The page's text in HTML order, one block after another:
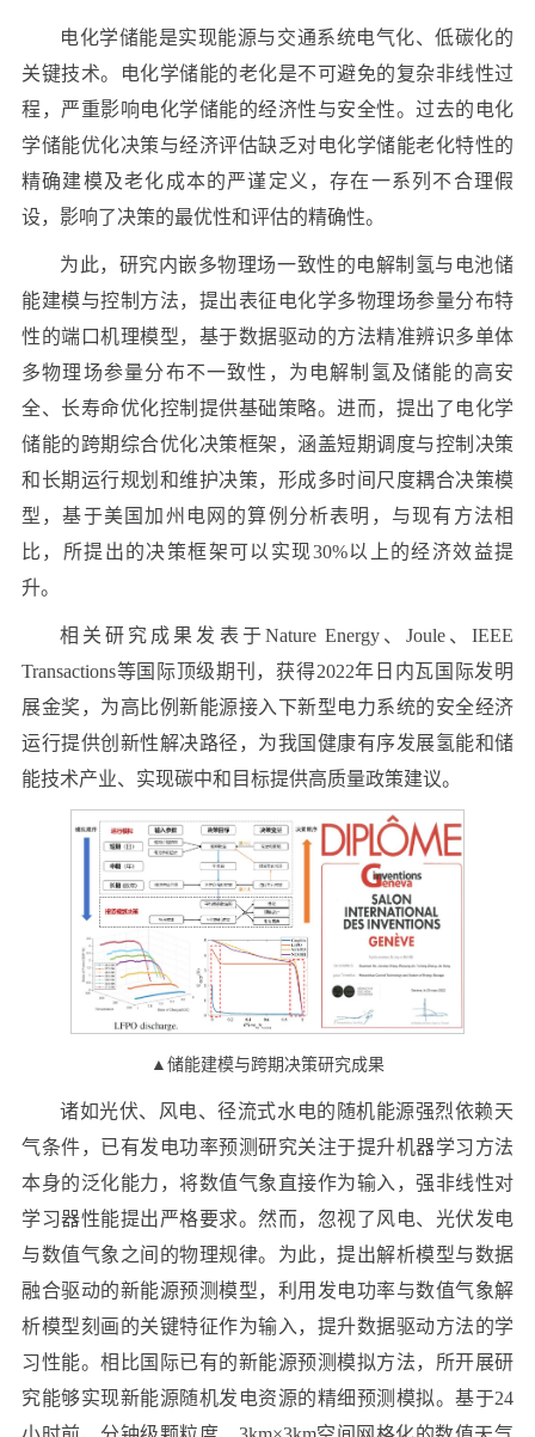
电化学储能是实现能源与交通系统电气化、低碳化的
关键技术。电化学储能的老化是不可避免的复杂非线性过
程，严重影响电化学储能的经济性与安全性。过去的电化
学储能优化决策与经济评估缺乏对电化学储能老化特性的
精确建模及老化成本的严谨定义，存在一系列不合理假
设，影响了决策的最优性和评估的精确性。
为此，研究内嵌多物理场一致性的电解制氢与电池储
能建模与控制方法，提出表征电化学多物理场参量分布特
性的端口机理模型，基于数据驱动的方法精准辨识多单体
多物理场参量分布不一致性，为电解制氢及储能的高安
全、长寿命优化控制提供基础策略。进而，提出了电化学
储能的跨期综合优化决策框架，涵盖短期调度与控制决策
和长期运行规划和维护决策，形成多时间尺度耦合决策模
型，基于美国加州电网的算例分析表明，与现有方法相
比，所提出的决策框架可以实现30%以上的经济效益提
升。
相关研究成果发表于Nature Energy、Joule、IEEE
Transactions等国际顶级期刊，获得2022年日内瓦国际发明
展金奖，为高比例新能源接入下新型电力系统的安全经济
运行提供创新性解决路径，为我国健康有序发展氢能和储
能技术产业、实现碳中和目标提供高质量政策建议。
▲储能建模与跨期决策研究成果
诸如光伏、风电、径流式水电的随机能源强烈依赖天
气条件，已有发电功率预测研究关注于提升机器学习方法
本身的泛化能力，将数值气象直接作为输入，强非线性对
学习器性能提出严格要求。然而，忽视了风电、光伏发电
与数值气象之间的物理规律。为此，提出解析模型与数据
融合驱动的新能源预测模型，利用发电功率与数值气象解
析模型刻画的关键特征作为输入，提升数据驱动方法的学
习性能。相比国际已有的新能源预测模拟方法，所开展研
究能够实现新能源随机发电资源的精细预测模拟。基于24